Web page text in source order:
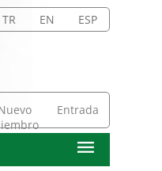
TR EN ESP
Entrada